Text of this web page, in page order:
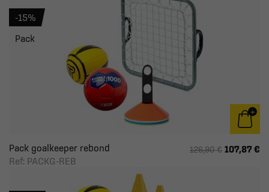
Pack goalkeeper rebond
Ref: PACKG-REB
126,90 € 107,87 €
-15%
Pack